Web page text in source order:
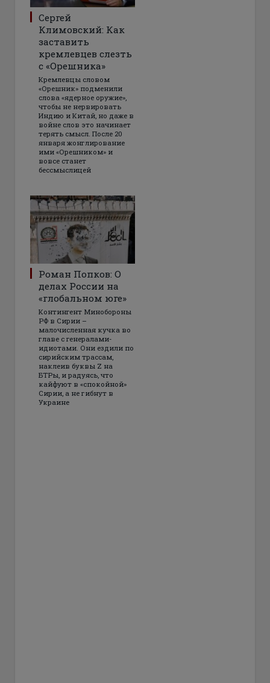
Сергей
Климовский: Как
заставить
кремлевцев слезть
с «Орешника»
Кремлевцы словом
«Орешник» подменили
слова «ядерное оружие»,
чтобы не нервировать
Индию и Китай, но даже в
войне слов это начинает
терять смысл. После 20
января жонглирование
ими «Орешником» и
вовсе станет
бессмыслицей
Роман Попков: О
делах России на
«глобальном юге»
Контингент Минобороны
РФ в Сирии –
малочисленная кучка во
главе с генералами-
идиотами. Они ездили по
сирийским трассам,
наклеив буквы Z на
БТРы, и радуясь, что
кайфуют в «спокойной»
Сирии, а не гибнут в
Украине